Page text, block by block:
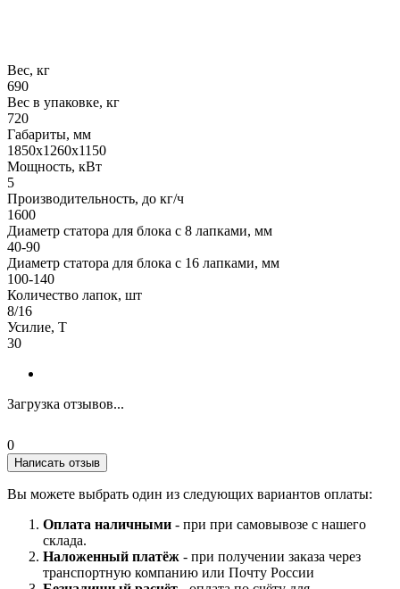
Вес, кг
690
Вес в упаковке, кг
720
Габариты, мм
1850х1260х1150
Мощность, кВт
5
Производительность, до кг/ч
1600
Диаметр статора для блока с 8 лапками, мм
40-90
Диаметр статора для блока с 16 лапками, мм
100-140
Количество лапок, шт
8/16
Усилие, Т
30
Загрузка отзывов...
0
Написать отзыв
Вы можете выбрать один из следующих вариантов оплаты:
Оплата наличными - при при самовывозе с нашего
склада.
Наложенный платёж - при получении заказа через
транспортную компанию или Почту России